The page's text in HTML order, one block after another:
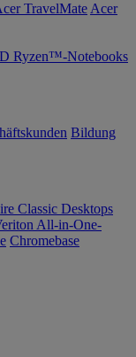
TravelMate Acer
Ryzen™-Notebooks
Bildung
Classic Desktops
All-in-One-
Chromebase